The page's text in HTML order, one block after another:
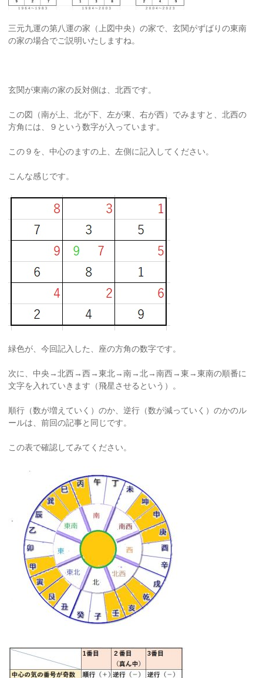
三元九運の第八運の家（上図中央）の家で、玄関がずばりの東南
の家の場合でご説明いたしますね。
玄関が東南の家の反対側は、北西です。
この図（南が上、北が下、左が東、右が西）でみますと、北西の
方角には、９という数字が入っています。
この９を、中心のますの上、左側に記入してください。
こんな感じです。
緑色が、今回記入した、座の方角の数字です。
次に、中央→北西→西→東北→南→北→南西→東→東南の順番に
文字を入れていきます（飛星させるという）。
順行（数が増えていく）のか、逆行（数が減っていく）のかのル
ールは、前回の記事と同じです。
この表で確認してみてください。